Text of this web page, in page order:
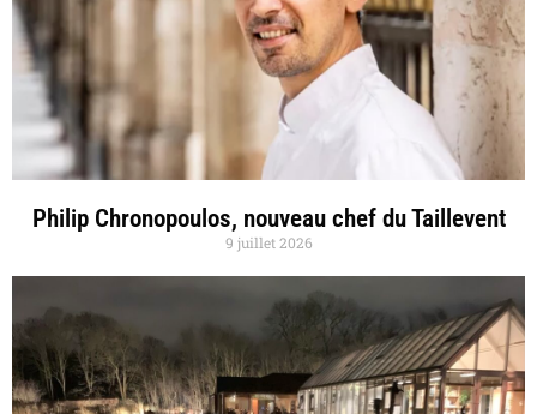
Philip Chronopoulos, nouveau chef du Taillevent
9 juillet 2026